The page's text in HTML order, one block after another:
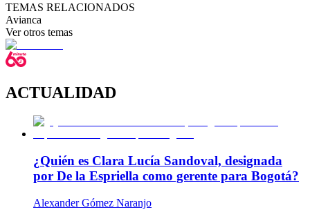
TEMAS RELACIONADOS
Avianca
Ver otros temas
ACTUALIDAD
¿Quién es Clara Lucía Sandoval, designada
por De la Espriella como gerente para Bogotá?
Alexander Gómez Naranjo